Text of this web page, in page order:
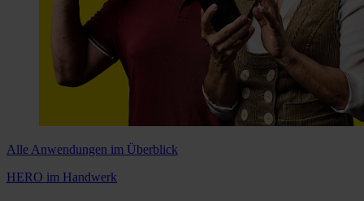
Alle Anwendungen im Überblick
HERO im Handwerk